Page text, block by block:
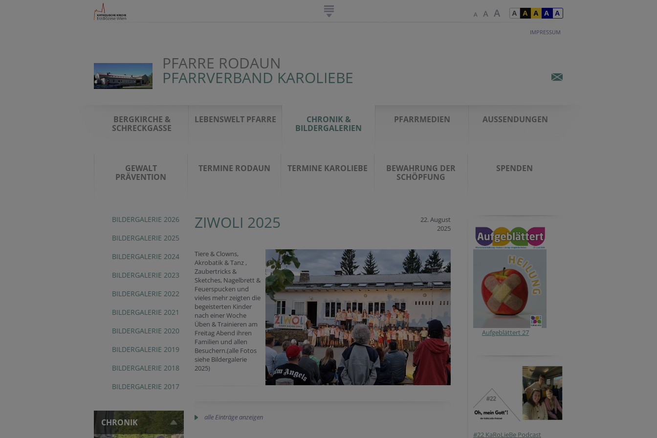
IMPRESSUM
PFARRE RODAUN
PFARRVERBAND KAROLIEBE
BERGKIRCHE &
SCHRECKGASSE
LEBENSWELT PFARRE
CHRONIK &
BILDERGALERIEN
PFARRMEDIEN AUSSENDUNGEN
GEWALT
PRÄVENTION
TERMINE RODAUN TERMINE KAROLIEBE
BEWAHRUNG DER
SCHÖPFUNG
SPENDEN
BILDERGALERIE 2026
BILDERGALERIE 2025
BILDERGALERIE 2024
BILDERGALERIE 2023
BILDERGALERIE 2022
BILDERGALERIE 2021
BILDERGALERIE 2020
BILDERGALERIE 2019
BILDERGALERIE 2018
BILDERGALERIE 2017
CHRONIK
ZIWOLI 2025
22. August
2025
Tiere & Clowns,
Akrobatik & Tanz ,
Zaubertricks &
Sketches, Nagelbrett &
Feuerspucken und
vieles mehr zeigten die
begeisterten Kinder
nach einer Woche
Üben & Trainieren am
Freitag Abend ihren
Familien und allen
Besuchern.(alle Fotos
siehe Bildergalerie
2025)
alle Einträge anzeigen
Aufgeblättert 27
#22 KaRoLieBe Podcast